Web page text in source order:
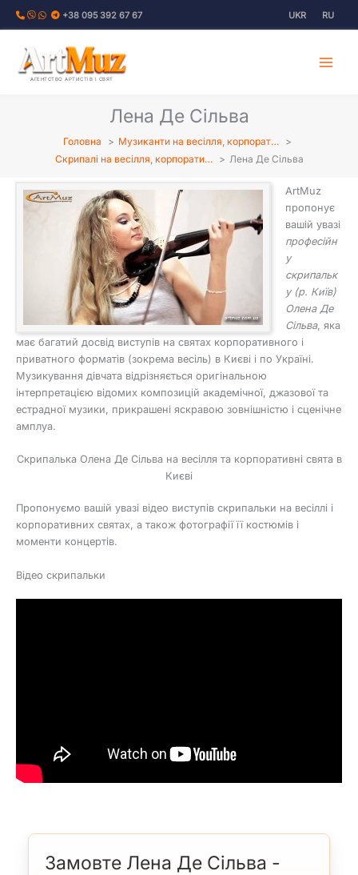
Перейти
+38 095 392 67 67 UKR RU
АГЕНТСТВО АРТИСТІВ І СВЯТ
Лена Де Сільва
Головна
Музиканти на весілля, корпорат…
Скрипалі на весілля, корпорати…
Лена Де Сільва
ArtMuz
пропонує
вашій увазі
професійн
у
скрипальк
у (р. Київ)
Олена Де
Сільва, яка
має багатий досвід виступів на святах корпоративного і
приватного форматів (зокрема весіль) в Києві і по Україні.
Музикування дівчата відрізняється оригінальною
інтерпретацією відомих композицій академічної, джазової та
естрадної музики, прикрашені яскравою зовнішністю і сценічне
амплуа.
Скрипалька Олена Де Сільва на весілля та корпоративні свята в
Києві
Пропонуємо вашій увазі відео виступів скрипальки на весіллі і
корпоративних святах, а також фотографії її костюмів і
моменти концертів.
Відео скрипальки
Замовте Лена Де Сільва -